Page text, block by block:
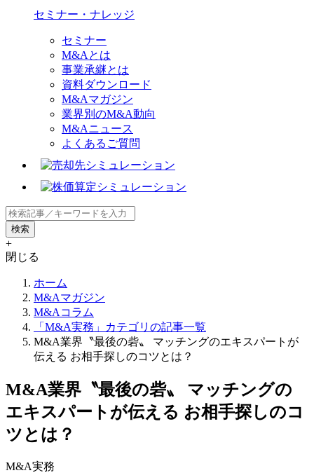
セミナー・ナレッジ
セミナー
M&Aとは
事業承継とは
資料ダウンロード
M&Aマガジン
業界別のM&A動向
M&Aニュース
よくあるご質問
+
閉じる
ホーム
M&Aマガジン
M&Aコラム
「M&A実務」カテゴリの記事一覧
M&A業界〝最後の砦〟 マッチングのエキスパートが
伝える お相手探しのコツとは？
M&A業界〝最後の砦〟 マッチングの
エキスパートが伝える お相手探しのコ
ツとは？
M&A実務